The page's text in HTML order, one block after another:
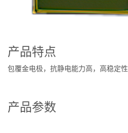
产品特点
包覆金电极，抗静电能力高，高稳定性
产品参数